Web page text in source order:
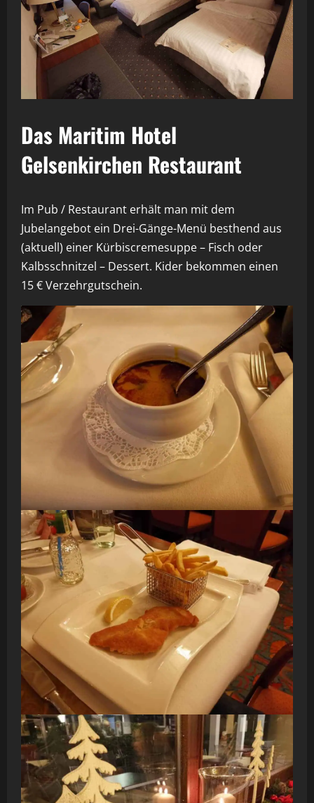
Das Maritim Hotel
Gelsenkirchen Restaurant
Im Pub / Restaurant erhält man mit dem
Jubelangebot ein Drei-Gänge-Menü besthend aus
(aktuell) einer Kürbiscremesuppe – Fisch oder
Kalbsschnitzel – Dessert. Kider bekommen einen
15 € Verzehrgutschein.